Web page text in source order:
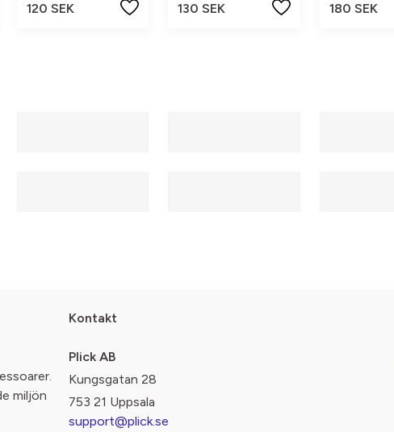
120 SEK
130 SEK
180 SEK
miljön
Kontakt
Plick AB
Kungsgatan 28
753 21 Uppsala
support@plick.se